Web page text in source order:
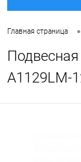
Главная страница •
A1129LM-